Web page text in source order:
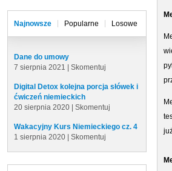
Najnowsze Popularne Losowe
Dane do umowy
7 sierpnia 2021 | Skomentuj
Digital Detox kolejna porcja słówek i
ćwiczeń niemieckich
20 sierpnia 2020 | Skomentuj
Wakacyjny Kurs Niemieckiego cz. 4
1 sierpnia 2020 | Skomentuj